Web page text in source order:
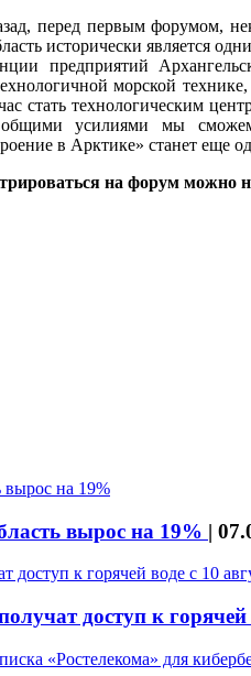
перед первым форумом,
исторически является
предприятий
морской
стать технологическим
усилиями мы сможем
в Арктике» станет еще
на форум можно
вырос на 19% |
доступ к горячей